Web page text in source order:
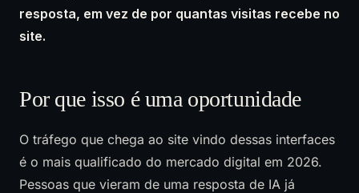
resposta, em vez de por quantas visitas recebe no
site.
Por que isso é uma oportunidade
O tráfego que chega ao site vindo dessas interfaces
é o mais qualificado do mercado digital em 2026.
Pessoas que vieram de uma resposta de IA já